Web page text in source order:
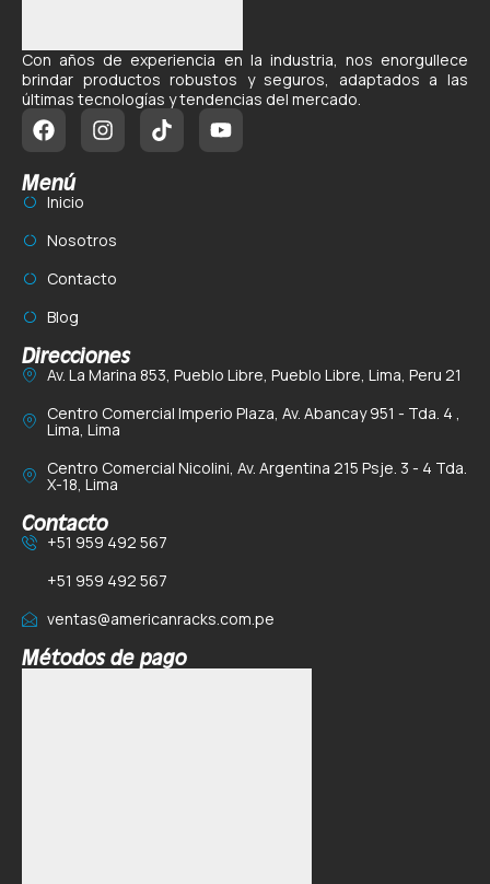
Con años de experiencia en la industria, nos enorgullece
brindar productos robustos y seguros, adaptados a las
últimas tecnologías y tendencias del mercado.
Menú
Inicio
Nosotros
Contacto
Blog
Direcciones
Av. La Marina 853, Pueblo Libre, Pueblo Libre, Lima, Peru 21
Centro Comercial Imperio Plaza, Av. Abancay 951 - Tda. 4 ,
Lima, Lima
Centro Comercial Nicolini, Av. Argentina 215 Psje. 3 - 4 Tda.
X-18, Lima
Contacto
+51 959 492 567
+51 959 492 567
ventas@americanracks.com.pe
Métodos de pago